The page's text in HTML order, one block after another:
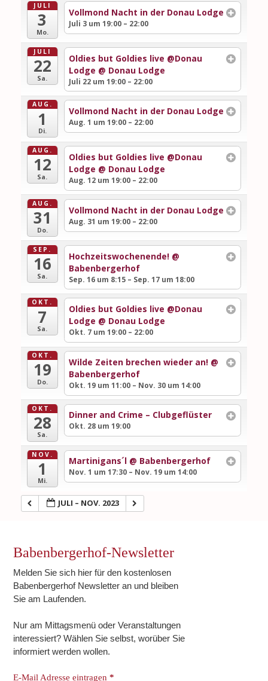
JULI
3
Mo.
Vollmond Nacht in der Donau Lodge
Juli 3 um 19:00 – 22:00
JULI
22
Sa.
Oldies but Goldies live @Donau
Lodge @ Donau Lodge
Juli 22 um 19:00 – 22:00
AUG.
1
Di.
Vollmond Nacht in der Donau Lodge
Aug. 1 um 19:00 – 22:00
AUG.
12
Sa.
Oldies but Goldies live @Donau
Lodge @ Donau Lodge
Aug. 12 um 19:00 – 22:00
AUG.
31
Do.
Vollmond Nacht in der Donau Lodge
Aug. 31 um 19:00 – 22:00
SEP.
16
Sa.
Hochzeitswochenende! @
Babenbergerhof
Sep. 16 um 8:15 – Sep. 17 um 18:00
OKT.
7
Sa.
Oldies but Goldies live @Donau
Lodge @ Donau Lodge
Okt. 7 um 19:00 – 22:00
OKT.
19
Do.
Wilde Zeiten brechen wieder an! @
Babenbergerhof
Okt. 19 um 11:00 – Nov. 30 um 14:00
OKT.
28
Sa.
Dinner and Crime – Clubgeflüster
Okt. 28 um 19:00
NOV.
1
Mi.
Martinigans´l @ Babenbergerhof
Nov. 1 um 17:30 – Nov. 19 um 14:00
JULI – NOV. 2023
Babenbergerhof-Newsletter
Melden Sie sich hier für den kostenlosen
Babenbergerhof Newsletter an und bleiben
Sie am Laufenden.
Nur am Mittagsmenü oder Veranstaltungen
interessiert? Wählen Sie selbst, worüber Sie
informiert werden wollen.
E-Mail Adresse eintragen*